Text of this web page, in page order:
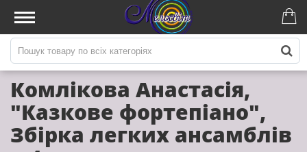
Комлікова Анастасія,
"Казкове фортепіано",
Збірка легких ансамблів